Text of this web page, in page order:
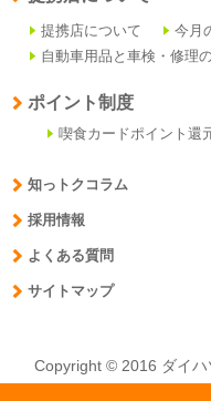
提携店について
今月
自動車用品と車検・修理
ポイント制度
喫食カードポイント還
知っトクコラム
採用情報
よくある質問
サイトマップ
Copyright © 2016 ダイハ